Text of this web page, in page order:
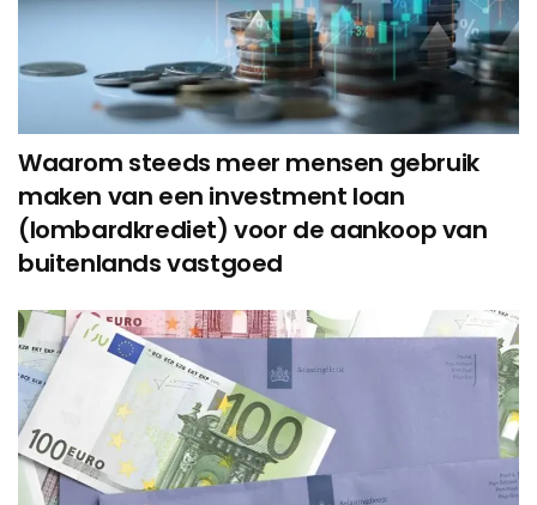
Waarom steeds meer mensen gebruik
maken van een investment loan
(lombardkrediet) voor de aankoop van
buitenlands vastgoed